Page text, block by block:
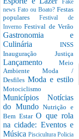
Fake
news Fato ou Boato? Festas
popularesFestival de
InvernoFestival de Verão
Gastronomia e
Culinária INSS
Inauguração Justiça
Lançamento Meio
AmbienteModa /
Desfiles Moda e estilo
Motociclismo
Municípios Notícias
do MundoNutrição e
Bem EstarO que rola
na cidade: Eventos e
Música Piscicultura Policia